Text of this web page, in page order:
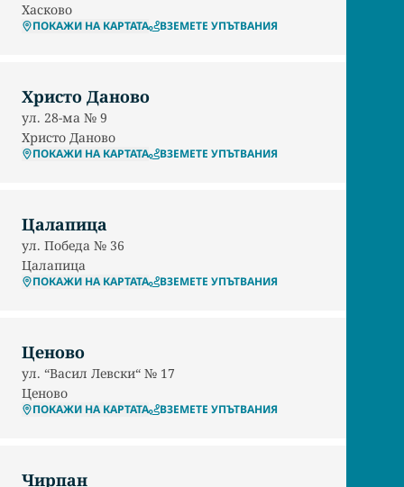
Хасково
ПОКАЖИ НА КАРТАТА ВЗЕМЕТЕ УПЪТВАНИЯ
Христо Даново
ул. 28-ма № 9
Христо Даново
ПОКАЖИ НА КАРТАТА ВЗЕМЕТЕ УПЪТВАНИЯ
Цалапица
ул. Победа № 36
Цалапица
ПОКАЖИ НА КАРТАТА ВЗЕМЕТЕ УПЪТВАНИЯ
Ценово
ул. “Васил Левски“ № 17
Ценово
ПОКАЖИ НА КАРТАТА ВЗЕМЕТЕ УПЪТВАНИЯ
Чирпан